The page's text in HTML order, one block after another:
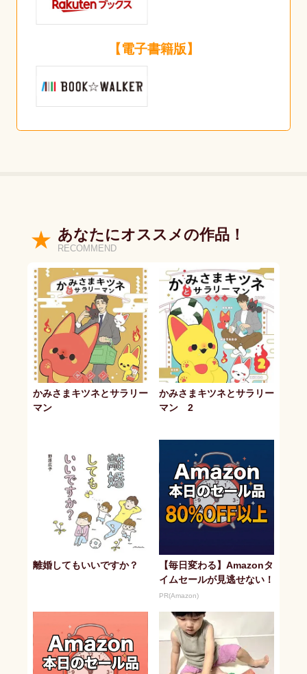
【電子書籍版】
あなたにオススメの作品！
RECOMMEND
かみさまキツネとサラリー
マン
かみさまキツネとサラリー
マン 2
離婚してもいいですか？
【毎日変わる】Amazonタ
イムセールが見逃せない！
PR(Amazon)